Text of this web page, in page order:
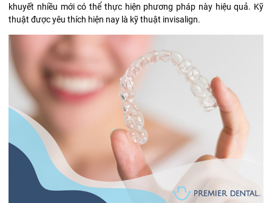
khuyết nhiều mới có thể thực hiện phương pháp này hiệu quả. Kỹ
thuật được yêu thích hiện nay là kỹ thuật invisalign.